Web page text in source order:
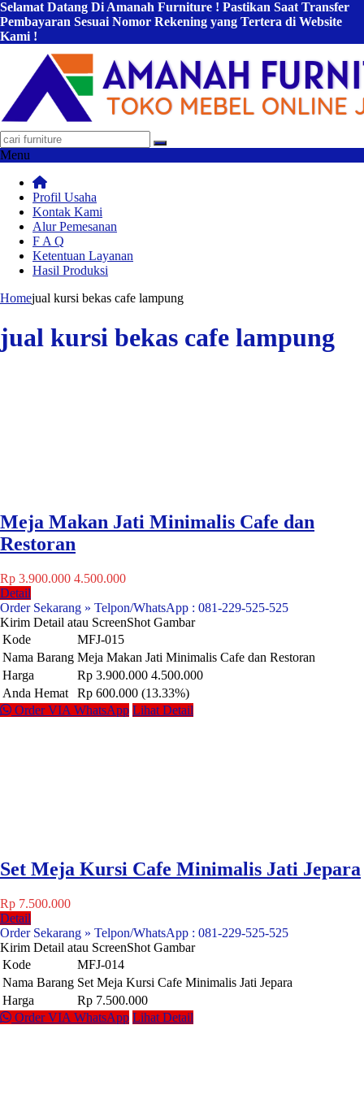
Selamat Datang Di Amanah Furniture ! Pastikan Saat Transfer
Pembayaran Sesuai Nomor Rekening yang Tertera di Website
Kami !
Menu
Profil Usaha
Kontak Kami
Alur Pemesanan
F A Q
Ketentuan Layanan
Hasil Produksi
Homejual kursi bekas cafe lampung
jual kursi bekas cafe lampung
Meja Makan Jati Minimalis Cafe dan
Restoran
Rp 3.900.000 4.500.000
Detail
Order Sekarang » Telpon/WhatsApp : 081-229-525-525
Kirim Detail atau ScreenShot Gambar
Kode
MFJ-015
Nama Barang Meja Makan Jati Minimalis Cafe dan Restoran
Harga
Rp 3.900.000 4.500.000
Anda Hemat
Rp 600.000 (13.33%)
Order VIA WhatsApp Lihat Detail
Set Meja Kursi Cafe Minimalis Jati Jepara
Rp 7.500.000
Detail
Order Sekarang » Telpon/WhatsApp : 081-229-525-525
Kirim Detail atau ScreenShot Gambar
Kode
MFJ-014
Nama Barang Set Meja Kursi Cafe Minimalis Jati Jepara
Harga
Rp 7.500.000
Order VIA WhatsApp Lihat Detail